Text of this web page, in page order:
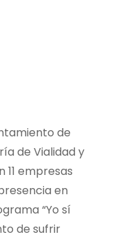
de
de Vialidad y
11 empresas
en
“Yo sí
de sufrir